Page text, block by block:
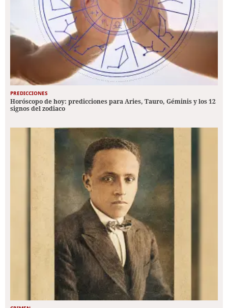
PREDICCIONES
Horóscopo de hoy: predicciones para Aries, Tauro, Géminis y los 12
signos del zodiaco